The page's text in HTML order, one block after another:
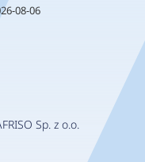
Sp. z o.o.
08-06